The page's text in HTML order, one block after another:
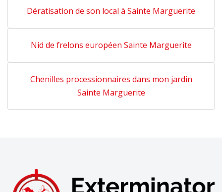
Dératisation de son local à Sainte Marguerite
Nid de frelons européen Sainte Marguerite
Chenilles processionnaires dans mon jardin
Sainte Marguerite